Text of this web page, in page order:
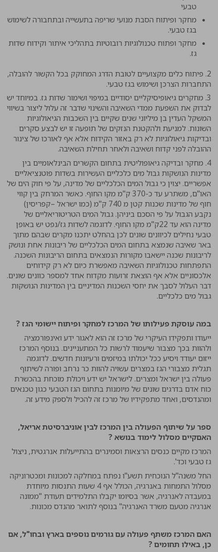
טבעי
מחקר ופיתוח הסבת מנועי שריפה בתעשייה ובתחבורה לשימוש
בגז טבעי.
מחקר ופתוח טכנולוגיות רובוטיות בתהליכי איתור וקידוח שדות
גז.
2. פיתוח כלים מקצועיים לטובת הדרג המחוקק בכל הקשור להובלה,
התחברות הצרכן ושימוש בגז טבעי.
3. מחקרים גיאופיסיקליים יסודיים במיפוי ושימור שדות גז. במיוחד יש
לבדוק את השפעת ממדי השאיבה והשינוי שדבר זה עלול ליצור בשיווי
המשקל העדין בן מיליוני שנים שקיים בין השכבות הגיאולוגיות
השונות. למניעת ולהקטנת הנזקים של תופעה זו יש לבצע סקרים
ובדיקות גיאולוגיות לא רק באזור הקידוח אלא אף לאורכו של צינור
ההובלה לפני קדוח ושאיבה ולאחר תחילת השאיבה.
4. מחקר ובדיקה גיאופוליטית בתחום הקשרים הבינלאומיים בין
מדינות הנושקות גבול מים כלכליים העשירות בשדות פוטנציאליים
אפשריים. יצוין כי גבול המים הכלכליים של מדינה, על פי חוק הים של
האו"ם, משתרע עד כ-370 ק"מ מקו החוף. כאשר המרחק בין קווי
חוף של מדינות שכנות קטן מ 740 ק"מ (כמו ישראל –קפריסין)
נקבע הגבול על פי הסכם ביניהן. גבול המים הטריטוריאליים של
מדינה הוא עד 22ק"מ מקו החוף. לדוגמה לשדות גז/נפט יש באופן
טבעי נחילים לכיוונים שונים לכן בהחלט יתכנו מקרים שבהם מתוך
באר שאיבה שנמצא בתחום המים הכלכליים של ריבונות אחת ונושק
לריבונות שכנה יישאבו מקורות הנמצאים בתחום הריבונות השכנה.
התפתחות טכנולוגיות השאיבה מאפשרת כיום לא רק קידוחים
אלכסוניים אלא אף הוצאת זרועות מקדוח אחד למספר כוונים שונים.
דבר העלול לסבך את יחסי השכנות המדיניים בין המדינות הנושקות
גבול מים כלכליים.
במה עוסקת פעילותו של המרכז למחקר ופיתוח יישומי הגז ?
ייעודו ותפקידו העיקרי של מרכז זה הוא לאגור ידע ואינפורמציה
ולהוות בכך מצבור שיעמוד לרשות כל המתעניינים. בנוסף המרכז
ייזום יעודד ויסיע ככל יכולתו במיזמים ורעיונות חדשים. לדוגמה
תגלית מצבורי הגז במצרים עשויה להוות כר נרחב ופורה לשיתוף
פעולה בין ישראל ומצרים. לישראל יש ידע ויכולת מוכחת בהכשרת
כוח אדם בדרגים שונים של מיומנות בתחום הגז הטבעי כגון טכנאים
ומהנדסים, ואחד מתפקידיו של מרכז זה להכיל ולספק מידע זה.
ספר על שיתוף הפעולה בין המרכז לבין אוניברסיטת אריאל,
האםקיים מסלול לימוד בנושא ?
המרכז מקיים כנסים הרצאות וסמינרים בהתייעלות אנרגטית, ניצול
גז טבעי וכד'.
החל משנה"ל הנוכחית תשע"ו נפתח במחלקה למכונות ומכטרוניקה
מסלול התמחות באנרגיה, הכולל אף 4 שעות התנסות מיוחדת
במעבדה לאנרגיה, אשר בסיומו יקבלו התלמידים תעודת "ממונה
אנרגיה מטעם משרד האנרגיה" בנוסף לתואר מהנדס מכונות.
האם המרכז משתף פעולה עם גורמים נוספים בארץ ובחו"ל, אם
כן, באילו תחומים ?